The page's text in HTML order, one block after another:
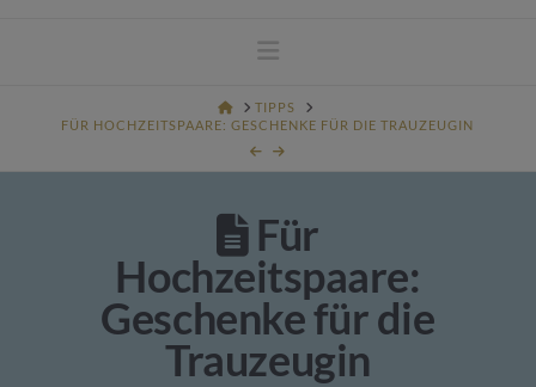
Navigation
HOMETIPPS
FÜR HOCHZEITSPAARE: GESCHENKE FÜR DIE TRAUZEUGIN
Für
Hochzeitspaare:
Geschenke für die
Trauzeugin